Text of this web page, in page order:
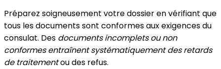
Préparez soigneusement votre dossier en vérifiant que
tous les documents sont conformes aux exigences du
consulat. Des documents incomplets ou non
conformes entraînent systématiquement des retards
de traitementou des refus.